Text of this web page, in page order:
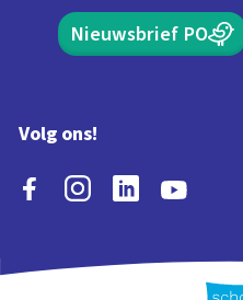
Nieuwsbrief PO
Volg ons!